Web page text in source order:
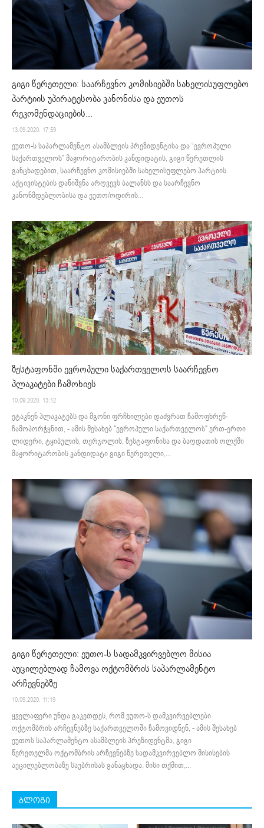
გიგი წერეთელი: საარჩევნო კომისიებში სახელისუფლებო
პარტიის უპირატესობა კანონისა და ეუთოს
რეკომენდაციების...
13.09.2020. 17:59
ეუთო-ს საპარლამენტო ასამბლეის პრეზიდენტისა და “ევროპული
საქართველოს” მაჟორიტარობის კანდიდატის, გიგი წერეთლის
განცხადებით, საარჩევნო კომისიებში სახელისუფლებო პარტიის
აქტივისტების დანიშვნა არღვევს ბალანსს და საარჩევნო
კანონმდებლობისა და ეუთო/ოდირის...
ზესტაფონში ევროპული საქართველოს საარჩევნო
პლაკატები ჩამოხიეს
10.09.2020. 13:12
ეტაკნენ პლაკატებს და მგონი ფრჩხილები დაძვრათ ჩამოფხრეწ-
ჩამოპორჭყნით, - ამის შესახებ "ევროპული საქართველოს" ერთ-ერთი
ლიდერი, ტყიბულის, თერჯოლის, ზესტაფონისა და ბაღდათის ოლქში
მაჟორიტარობის კანდიდატი გიგი წერეთელი,...
გიგი წერეთელი: ეუთო-ს სადამკვირვებლო მისია
აუცილებლად ჩამოვა ოქტომბრის საპარლამენტო
არჩევნებზე
10.09.2020. 11:19
ყველაფერი უნდა გაკეთდეს, რომ ეუთო-ს დამკვირვებლები
ოქტომბრის არჩევნებზე საქართველოში ჩამოვიდნენ, - ამის შესახებ
ეუთოს საპარლამენტო ასამბლეის პრეზიდენტმა, გიგი
წერეთელმა ოქტომბრის არჩევნებზე სადამკვირვებლო მისისების
აუცილებლობაზე საუბრისას განაცხადა. მისი თქმით,...
ბლოგი